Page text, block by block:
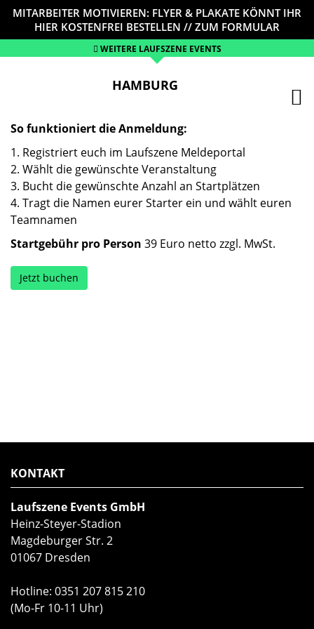
MITARBEITER MOTIVIEREN: FLYER & PLAKATE KÖNNT IHR
HIER KOSTENFREI BESTELLEN // ZUM FORMULAR
WEITERE LAUFSZENE EVENTS
HAMBURG
So funktioniert die Anmeldung:
1. Registriert euch im Laufszene Meldeportal
2. Wählt die gewünschte Veranstaltung
3. Bucht die gewünschte Anzahl an Startplätzen
4. Tragt die Namen eurer Starter ein und wählt euren
Teamnamen
Startgebühr pro Person 39 Euro netto zzgl. MwSt.
Jetzt buchen
KONTAKT
Laufszene Events GmbH
Heinz-Steyer-Stadion
Magdeburger Str. 2
01067 Dresden
Hotline: 0351 207 815 210
(Mo-Fr 10-11 Uhr)